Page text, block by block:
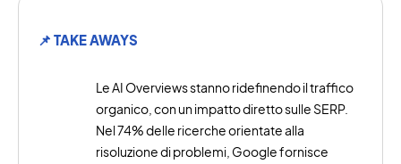
📌 TAKE AWAYS
Le AI Overviews stanno ridefinendo il traffico
organico, con un impatto diretto sulle SERP.
Nel 74% delle ricerche orientate alla
risoluzione di problemi, Google fornisce